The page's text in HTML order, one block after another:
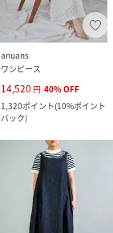
anuans
ワンピース
14,520 円 40%OFF
1,320ポイント(10%ポイント
バック)